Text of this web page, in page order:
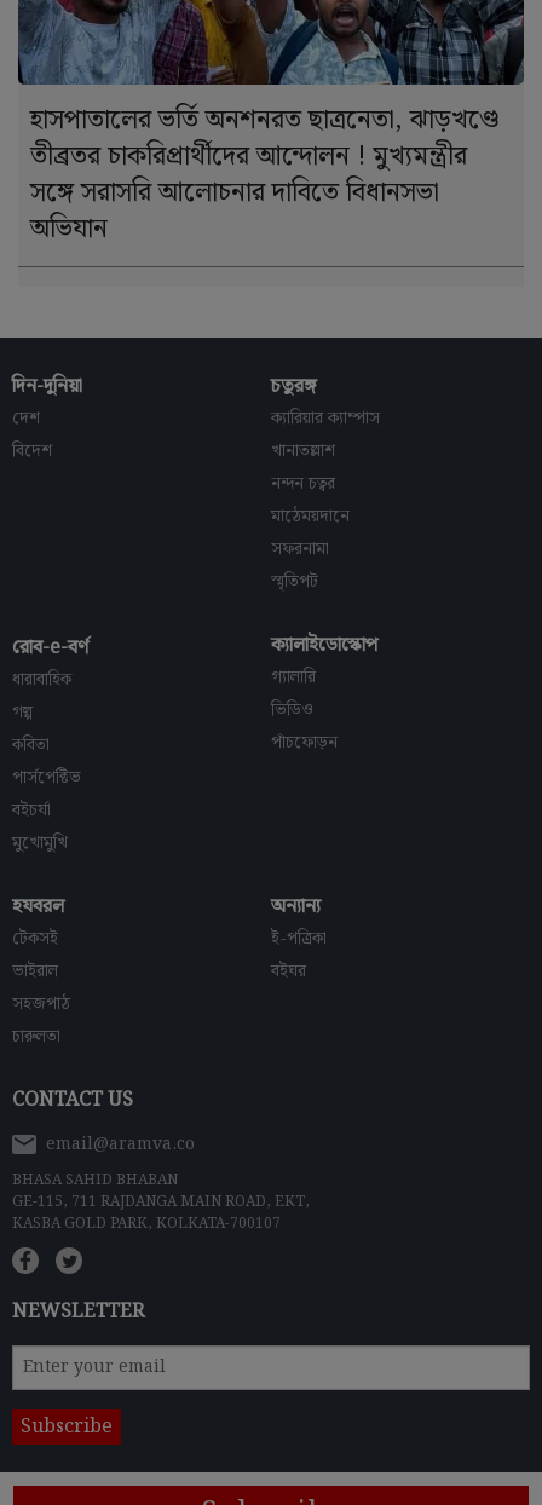
হাসপাতালের ভর্তি অনশনরত ছাত্রনেতা, ঝাড়খণ্ডে
তীব্রতর চাকরিপ্রার্থীদের আন্দোলন ! মুখ্যমন্ত্রীর
সঙ্গে সরাসরি আলোচনার দাবিতে বিধানসভা
অভিযান
দিন-দুনিয়া
দেশ
বিদেশ
চতুরঙ্গ
ক্যারিয়ার ক্যাম্পাস
খানাতল্লাশ
নন্দন চত্বর
মাঠেময়দানে
সফরনামা
স্মৃতিপট
রোব-e-বর্ণ
ধারাবাহিক
গল্প
কবিতা
পার্সপেক্টিভ
বইচর্যা
মুখোমুখি
ক্যালাইডোস্কোপ
গ্যালারি
ভিডিও
পাঁচফোড়ন
হযবরল
টেকসই
ভাইরাল
সহজপাঠ
চারুলতা
অন্যান্য
ই-পত্রিকা
বইঘর
CONTACT US
email@aramva.co
BHASA SAHID BHABAN
GE-115, 711 RAJDANGA MAIN ROAD, EKT,
KASBA GOLD PARK, KOLKATA-700107
NEWSLETTER